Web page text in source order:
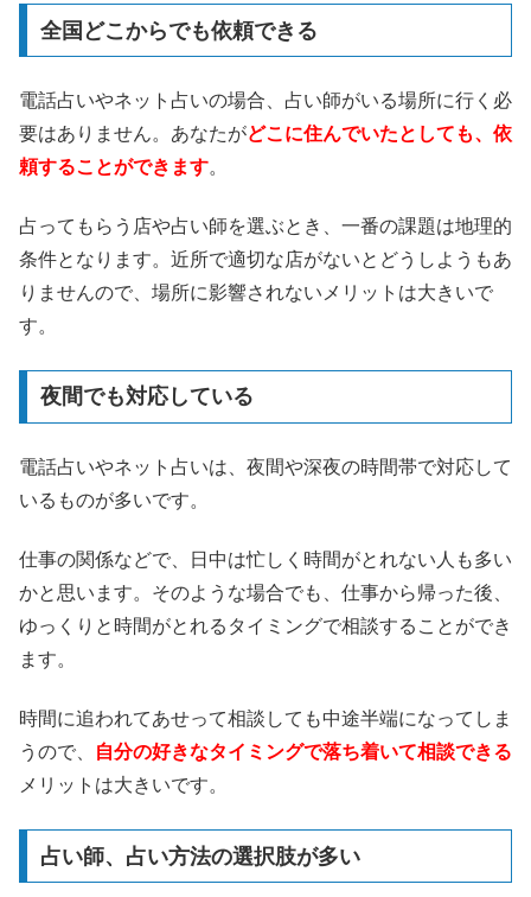
全国どこからでも依頼できる
電話占いやネット占いの場合、占い師がいる場所に行く必
要はありません。あなたがどこに住んでいたとしても、依
頼することができます。
占ってもらう店や占い師を選ぶとき、一番の課題は地理的
条件となります。近所で適切な店がないとどうしようもあ
りませんので、場所に影響されないメリットは大きいで
す。
夜間でも対応している
電話占いやネット占いは、夜間や深夜の時間帯で対応して
いるものが多いです。
仕事の関係などで、日中は忙しく時間がとれない人も多い
かと思います。そのような場合でも、仕事から帰った後、
ゆっくりと時間がとれるタイミングで相談することができ
ます。
時間に追われてあせって相談しても中途半端になってしま
うので、
自分の好きなタイミングで落ち着いて相談できる
メリットは大きいです。
占い師、占い方法の選択肢が多い